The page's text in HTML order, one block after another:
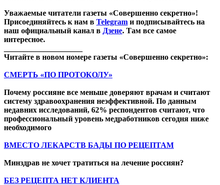
Уважаемые читатели газеты «Совершенно секретно»!
Присоединяйтесь к нам в Telegram и подписывайтесь на
наш официальный канал в Дзене. Там все самое
интересное.
Читайте в новом номере газеты «Совершенно секретно»:
СМЕРТЬ «ПО ПРОТОКОЛУ»
Почему россияне все меньше доверяют врачам и считают
систему здравоохранения неэффективной. По данным
недавних исследований, 62% респондентов считают, что
профессиональный уровень медработников сегодня ниже
необходимого
ВМЕСТО ЛЕКАРСТВ БАДЫ ПО РЕЦЕПТАМ
Минздрав не хочет тратиться на лечение россиян?
БЕЗ РЕЦЕПТА НЕТ КЛИЕНТА